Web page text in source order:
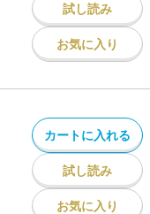
試し読み
お気に入り
カートに入れる
試し読み
お気に入り